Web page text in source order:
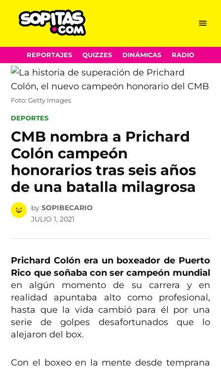
Skip
to
content
Menu
REPORTAJES QUIZZES DINÁMICAS RADIO
Foto: Getty Images
POSTED
DEPORTES
CMB nombra a Prichard
Colón campeón
honorarios tras seis años
de una batalla milagrosa
by SOPIBECARIO
JULIO 1, 2021
Prichard Colón era un boxeador de Puerto
Rico que soñaba con ser campeón mundial
en algún momento de su carrera y en
realidad apuntaba alto como profesional,
hasta que la vida cambió para él por una
serie de golpes desafortunados que lo
alejaron del box.
Con el boxeo en la mente desde temprana